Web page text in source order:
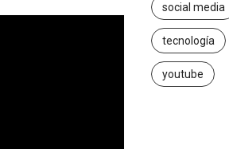
social media
tecnología
youtube